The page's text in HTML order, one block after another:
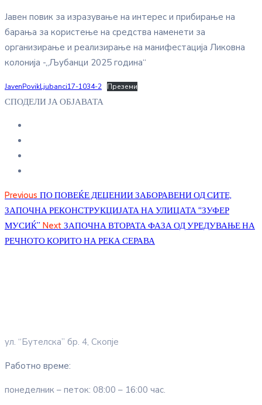
Јавен повик за изразување на интерес и прибирање на
барања за користење на средства наменети за
организирање и реализирање на манифестација Ликовна
колонија -„Љубанци 2025 година“
JavenPovikLjubanci17-1034-2 Преземи
СПОДЕЛИ ЈА ОБЈАВАТА
Previous ПО ПОВЕЌЕ ДЕЦЕНИИ ЗАБОРАВЕНИ ОД СИТЕ,
ЗАПОЧНА РЕКОНСТРУКЦИЈАТА НА УЛИЦАТА “ЗУФЕР
МУСИЌ” Next ЗАПОЧНА ВТОРАТА ФАЗА ОД УРЕДУВАЊЕ НА
РЕЧНОТО КОРИТО НА РЕКА СЕРАВА
ул. “Бутелска” бр. 4, Скопје
Работно време:
понеделник – петок: 08:00 – 16:00 час.